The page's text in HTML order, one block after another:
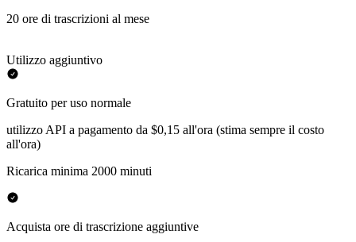
20 ore di trascrizioni al mese
Utilizzo aggiuntivo
Gratuito per uso normale
utilizzo API a pagamento da $0,15 all'ora (stima sempre il costo
all'ora)
Ricarica minima 2000 minuti
Acquista ore di trascrizione aggiuntive